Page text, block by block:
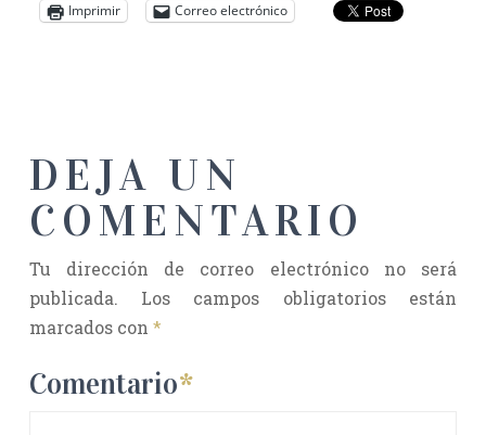
Imprimir Correo electrónico
DEJA UN
COMENTARIO
Tu dirección de correo electrónico no será
publicada.
Los campos obligatorios están
marcados con *
Comentario*